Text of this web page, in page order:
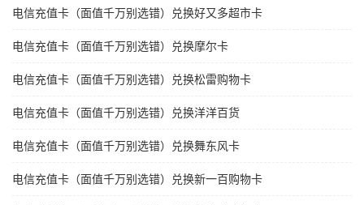
电信充值卡（面值千万别选错）兑换好又多超市卡
电信充值卡（面值千万别选错）兑换摩尔卡
电信充值卡（面值千万别选错）兑换松雷购物卡
电信充值卡（面值千万别选错）兑换洋洋百货
电信充值卡（面值千万别选错）兑换舞东风卡
电信充值卡（面值千万别选错）兑换新一百购物卡